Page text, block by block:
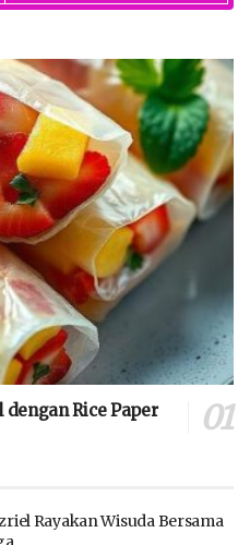
Rice Paper
Rayakan Wisuda Bersama